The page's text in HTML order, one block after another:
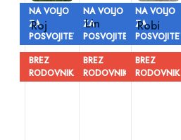
NA VOLJO
ZA
POSVOJITEV
BREZ
RODOVNIKA
Roj
NA VOLJO
ZA
POSVOJITEV
BREZ
RODOVNIKA
Lin
NA VOLJO
ZA
POSVOJITEV
BREZ
RODOVNIKA
Robi